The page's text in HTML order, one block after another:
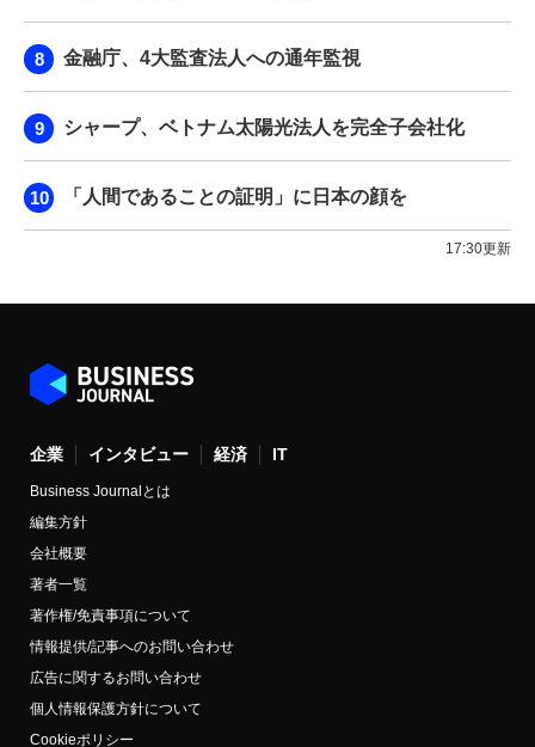
金融庁、4大監査法人への通年監視
シャープ、ベトナム太陽光法人を完全子会社化
「人間であることの証明」に日本の顔を
17:30更新
企業 インタビュー 経済 IT
Business Journalとは
編集方針
会社概要
著者一覧
著作権/免責事項について
情報提供/記事へのお問い合わせ
広告に関するお問い合わせ
個人情報保護方針について
Cookieポリシー